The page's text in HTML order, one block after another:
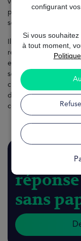
configurant
Si vous
à tout moment,
volontairement
profils d’accéder à
sécurisée, sans
Il suffit d’être
revenus réguliers.
en CDI ou CDD,
se concentre sur la
charges et le reste
d’obtenir une
conforme à la
sans